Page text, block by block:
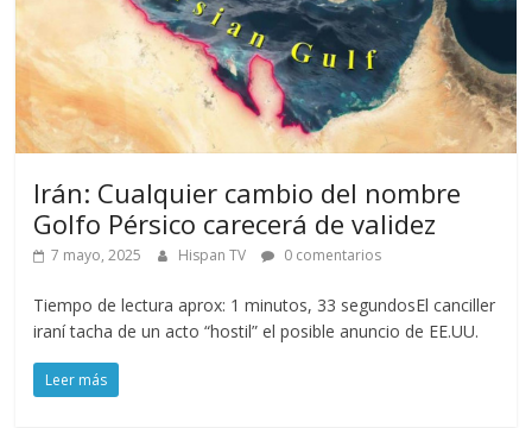
Irán: Cualquier cambio del nombre
Golfo Pérsico carecerá de validez
7 mayo, 2025 Hispan TV 0 comentarios
Tiempo de lectura aprox: 1 minutos, 33 segundosEl canciller
iraní tacha de un acto “hostil” el posible anuncio de EE.UU.
Leer más